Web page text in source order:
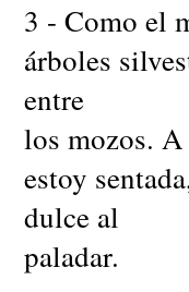
3 - Como el
árboles
entre
los mozos. A
estoy
dulce al
paladar.